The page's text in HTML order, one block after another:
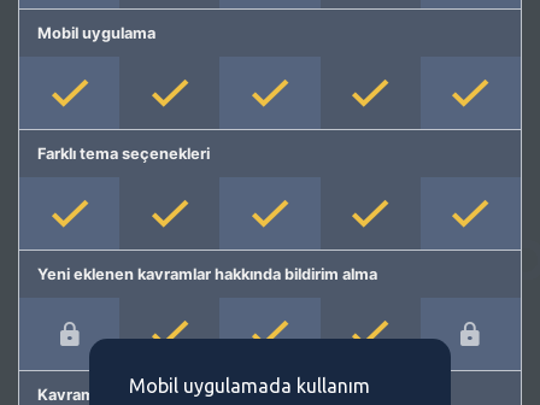
Mobil uygulama
Farklı tema seçenekleri
Yeni eklenen kavramlar hakkında bildirim alma
Kavram önermeMobil uygulamada kullanım